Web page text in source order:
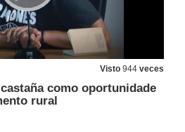
Visto 944 veces
como oportunidade
rural
de set. de 2016